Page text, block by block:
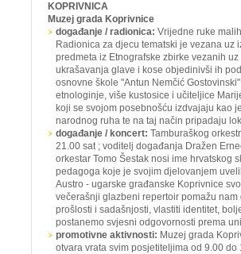
KOPRIVNICA
Muzej grada Koprivnice
događanje / radionica: Vrijedne ruke
Radionica za djecu tematski je vezana uz
predmeta iz Etnografske zbirke vezanih
ukrašavanja glave i kose objedinivši ih
osnovne škole "Antun Nemčić
etnologinje, više kustosice i učiteljice
koji se svojom posebnošću izdvajaju kao
narodnog ruha te na taj način pripadaju
događanje / koncert: Tamburaškog
21.00 sat ; voditelj događanja Dražen
orkestar Tomo Šestak nosi ime hrvatskog
pedagoga koje je svojim djelovanjem
Austro - ugarske građanske Koprivnice
večerašnji glazbeni repertoir pomažu
prošlosti i sadašnjosti, vlastiti identitet,
postanemo svjesni odgovornosti prema
promotivne aktivnosti: Muzej grada
otvara vrata svim posjetiteljima od 9.00